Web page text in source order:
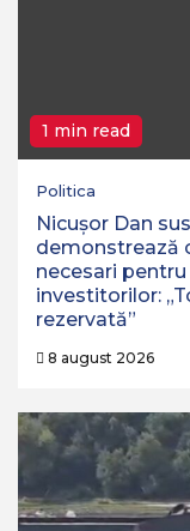
1 min read
Politica
Nicușor Dan
demonstrează
necesari
investitorilor:
rezervată”
8 august 2026